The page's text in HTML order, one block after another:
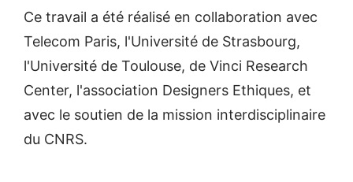
Ce travail a été réalisé en collaboration avec
Telecom Paris, l'Université de Strasbourg,
l'Université de Toulouse, de Vinci Research
Center, l'association Designers Ethiques, et
avec le soutien de la mission interdisciplinaire
du CNRS.